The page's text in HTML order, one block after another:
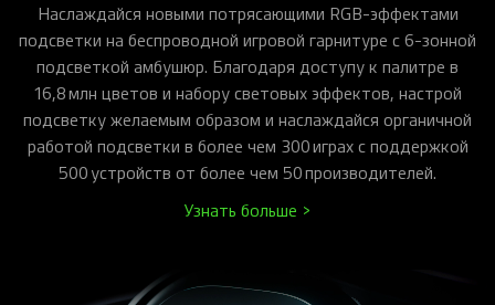
Наслаждайся новыми потрясающими RGB-эффектами
подсветки на беспроводной игровой гарнитуре с 6-зонной
подсветкой амбушюр. Благодаря доступу к палитре в
16,8 млн цветов и набору световых эффектов, настрой
подсветку желаемым образом и наслаждайся органичной
работой подсветки в более чем 300 играх с поддержкой
500 устройств от более чем 50 производителей.
Узнать больше >